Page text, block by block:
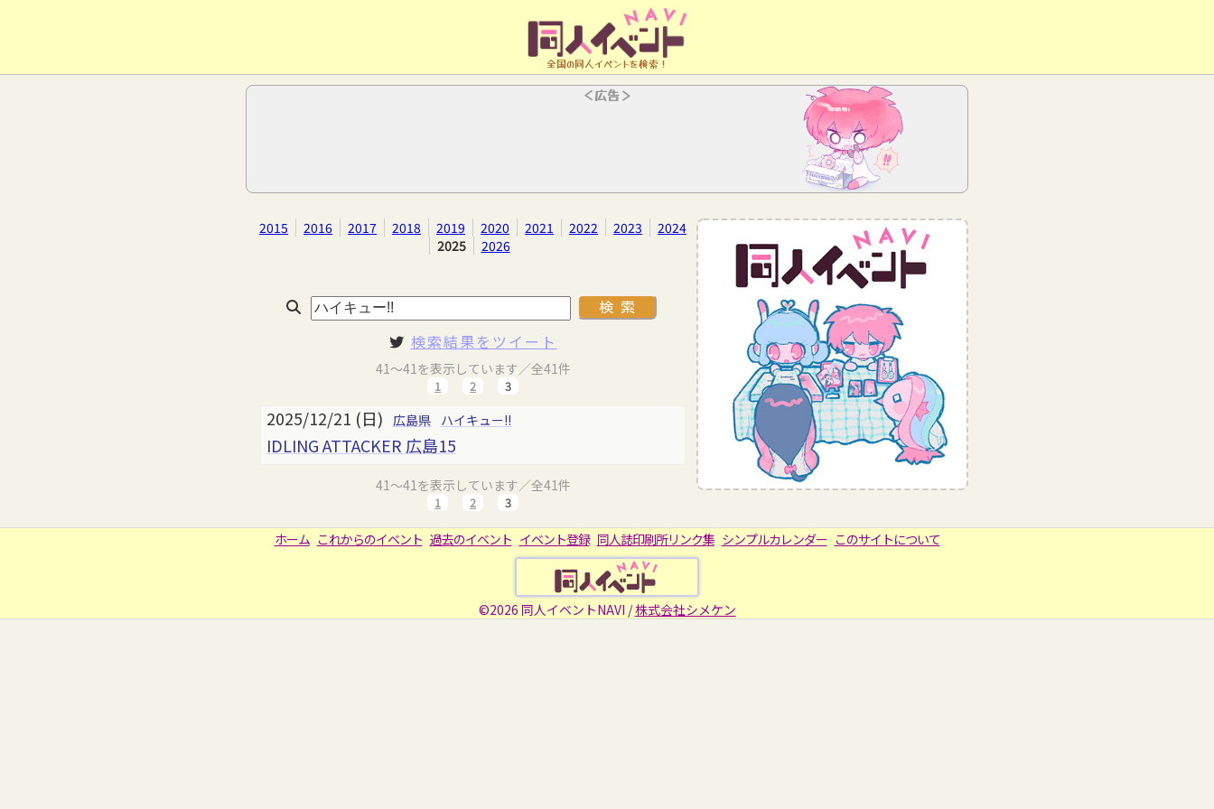
全国の同人イベントを検索！
＜広告＞
2015 2016 2017 2018 2019 2020 2021 2022 2023
2024
2025
2026
検索結果をツイート
41～41を表示しています／全41件
1 2 3
2025/12/21 (日) 広島県 ハイキュー!!
IDLING ATTACKER 広島15
41～41を表示しています／全41件
1 2 3
ホーム これからのイベント 過去のイベント イベント登録 同人誌印刷所リンク集 シンプルカレンダー このサイトについて
©2026 同人イベントNAVI /株式会社シメケン